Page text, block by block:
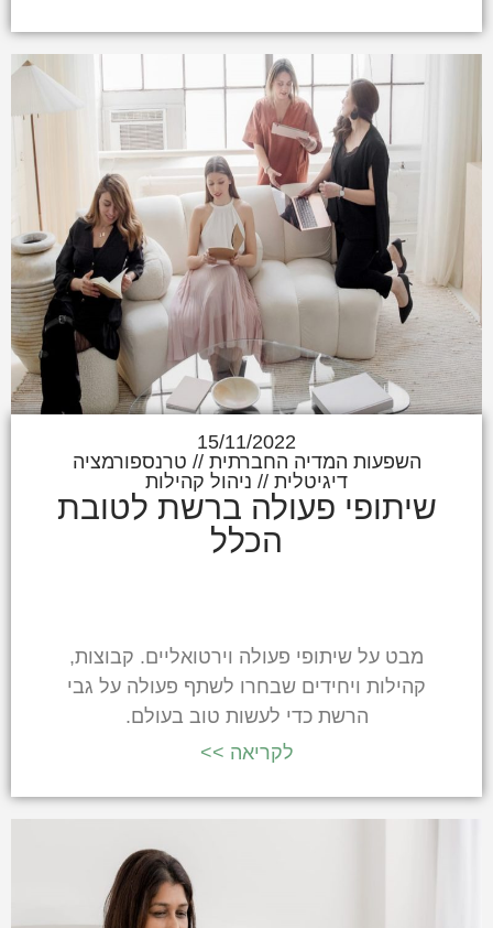
15/11/2022
השפעות המדיה החברתית // טרנספורמציה
דיגיטלית // ניהול קהילות
שיתופי פעולה ברשת לטובת
הכלל
מבט על שיתופי פעולה וירטואליים. קבוצות,
קהילות ויחידים שבחרו לשתף פעולה על גבי
הרשת כדי לעשות טוב בעולם.
לקריאה >>